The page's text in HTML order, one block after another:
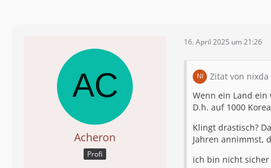
Acheron
Profi
16. April 2025 um 21:26
Zitat von nixda
Wenn ein Land
D.h. auf 1000
Klingt drastisch?
Jahren annimmst,
ich bin nicht